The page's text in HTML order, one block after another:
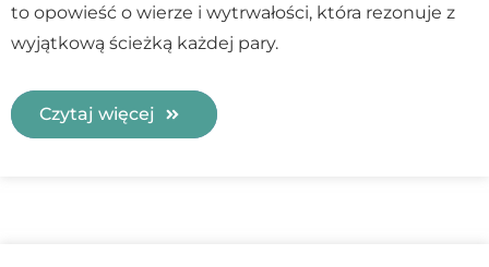
to opowieść o wierze i wytrwałości, która rezonuje z
wyjątkową ścieżką każdej pary.
Czytaj więcej